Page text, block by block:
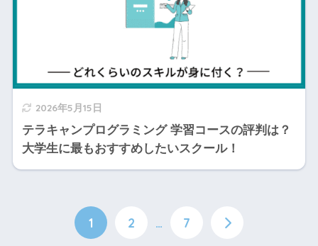
2026年5月15日
テラキャンプログラミング 学習コースの評判は？
大学生に最もおすすめしたいスクール！
1 2 … 7